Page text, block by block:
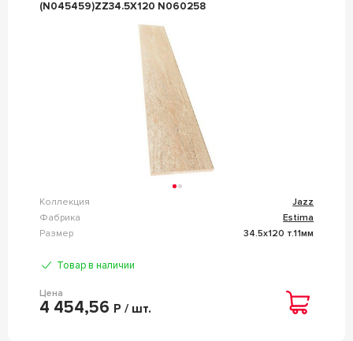
(N045459)ZZ34.5Х120 N060258
Коллекция
Jazz
Фабрика
Estima
Размер
34.5x120 т.11мм
Товар в наличии
Цена
4 454,56 Р / шт.